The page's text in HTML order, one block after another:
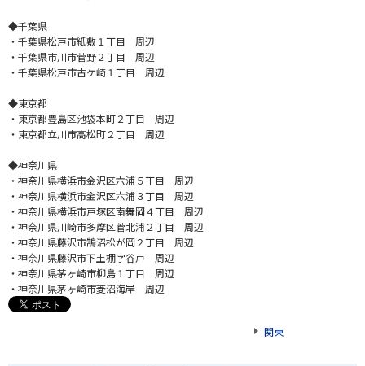
◆千葉県
・千葉県松戸市紙敷１丁目 周辺
・千葉県市川市菅野２丁目 周辺
・千葉県松戸市古ケ崎１丁目 周辺
◆東京都
・東京都豊島区池袋本町２丁目 周辺
・東京都立川市高松町２丁目 周辺
◆神奈川県
・神奈川県横浜市金沢区六浦５丁目 周辺
・神奈川県横浜市金沢区六浦３丁目 周辺
・神奈川県横浜市戸塚区南舞岡４丁目 周辺
・神奈川県川崎市多摩区菅北浦２丁目 周辺
・神奈川県藤沢市鵠沼松が岡２丁目 周辺
・神奈川県藤沢市下土棚字谷戸 周辺
・神奈川県茅ヶ崎市柳島１丁目 周辺
・神奈川県茅ヶ崎市菱沼海岸 周辺
関東